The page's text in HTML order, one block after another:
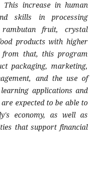
This increase in human
skills in processing
rambutan fruit, crystal
products with higher
from that, this program
packaging, marketing,
and the use of
applications and
expected to be able to
economy, as well as
that support financial